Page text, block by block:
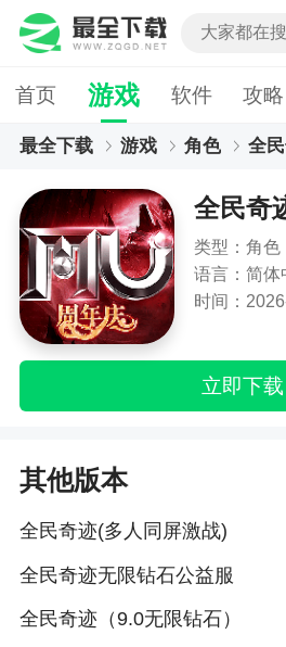
首页 游戏 软件 攻略
最全下载 游戏 角色 全
全民奇
类型：角色
语言：简体
时间：
立即下载
其他版本
全民奇迹(多人同屏激战)
全民奇迹无限钻石公益服
全民奇迹（9.0无限钻石）